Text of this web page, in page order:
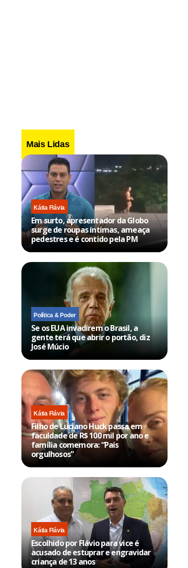
Mais Lidas
Kátia Flávia
Em surto, apresentador da Globo
surge de roupas íntimas, ameaça
pedestres e é contido pela PM
Política & Poder
Se os EUA invadirem o Brasil, a
gente terá que abrir o portão, diz
José Múcio
Kátia Flávia
Filho de Luciano Huck passa em
faculdade de R$ 100 mil por ano e
família comemora: “Pais
orgulhosos”
Kátia Flávia
Escolhido por Flávio para vice é
acusado de estuprar e engravidar
criança de 13 anos